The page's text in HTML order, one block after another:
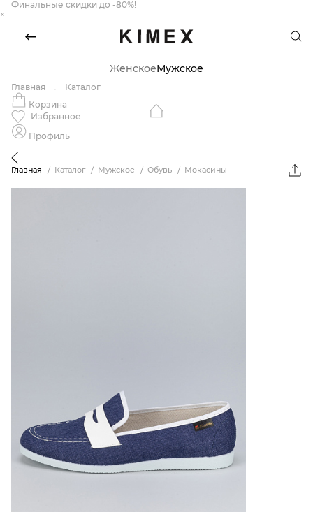
Финальные скидки до -80%!
×
ЖенскоеМужское
Главная
Каталог
Корзина
Избранное
Профиль
Главная Каталог Мужское Обувь Мокасины